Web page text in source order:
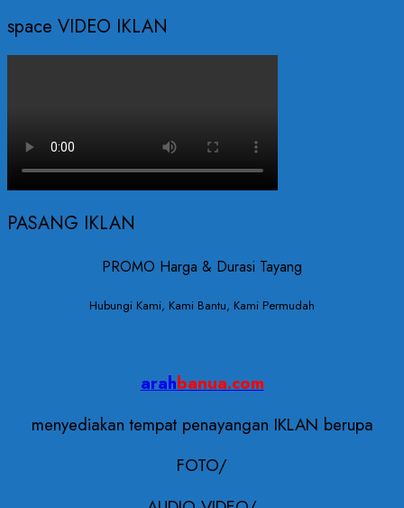
space VIDEO IKLAN
PASANG IKLAN
PROMO Harga & Durasi Tayang
Hubungi Kami, Kami Bantu, Kami Permudah
arahbanua.com
menyediakan tempat penayangan IKLAN berupa
FOTO/